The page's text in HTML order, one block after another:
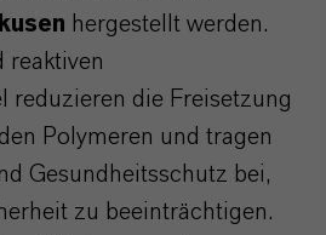
hergestellt werden.
reaktiven
reduzieren die Freisetzung
Polymeren und tragen
Gesundheitsschutz bei,
zu beeinträchtigen.